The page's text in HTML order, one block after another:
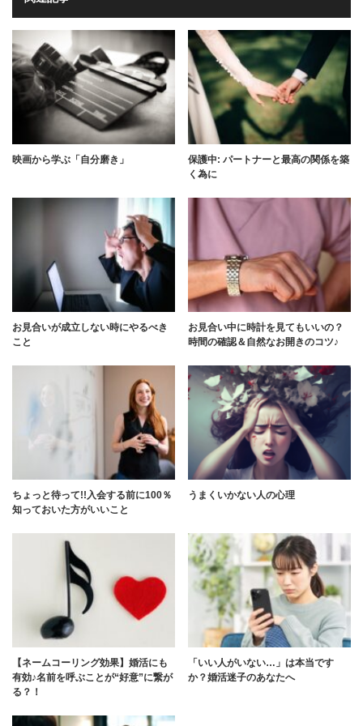
映画から学ぶ「自分磨き」
保護中: パートナーと最高の関係を築
く為に
お見合いが成立しない時にやるべき
こと
お見合い中に時計を見てもいいの？
時間の確認＆自然なお開きのコツ♪
ちょっと待って!!入会する前に100％
知っておいた方がいいこと
うまくいかない人の心理
【ネームコーリング効果】婚活にも
有効♪名前を呼ぶことが“好意”に繋が
る？！
「いい人がいない…」は本当です
か？婚活迷子のあなたへ